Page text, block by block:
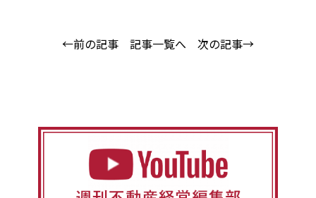
←前の記事 記事一覧へ 次の記事→